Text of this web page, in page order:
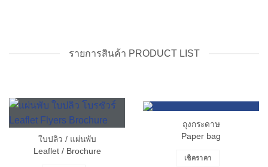
รายการสินค้า PRODUCT LIST
ใบปลิว / แผ่นพับ
Leaflet / Brochure
ถุงกระดาษ
Paper bag
เช็คราคา